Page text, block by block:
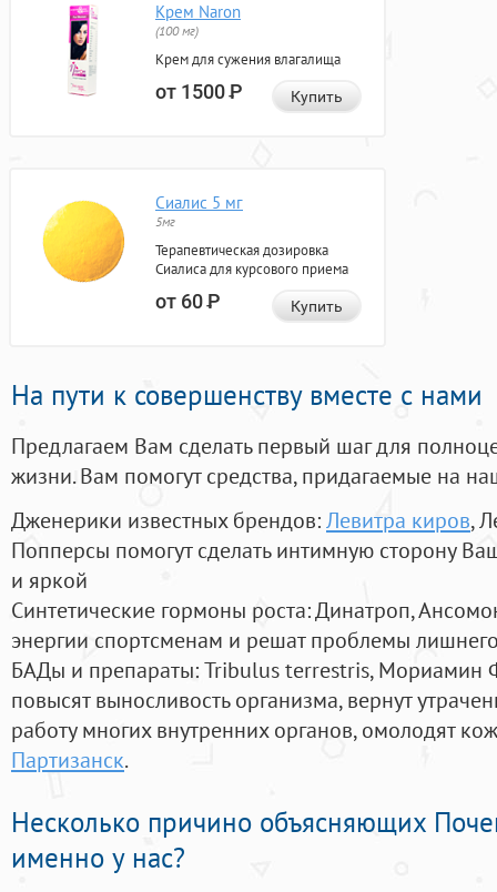
Крем Naron
(100 мг)
Крем для сужения влагалища
от 1500Р Купить
Сиалис 5 мг
5мг
Терапевтическая дозировка
Сиалиса для курсового приема
от 60Р Купить
На пути к совершенству вместе с нами
Предлагаем Вам сделать первый шаг для
жизни. Вам помогут средства, придагаемые на
Дженерики известных брендов:Левитра киров,
Попперсы помогут сделать интимную сторону
и яркой
Синтетические гормоны роста: Динатроп,
энергии спортсменам и решат проблемы
БАДы и препараты:Tribulus terrestris, Мориамин
повысят выносливость организма, вернут
работу многих внутренних органов, омолодят
Партизанск.
Несколько причино объясняющих
именно у нас?